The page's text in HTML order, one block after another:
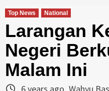
Top News National
Larangan
Negeri
Malam Ini